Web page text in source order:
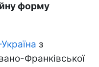
форму
з
Франківської